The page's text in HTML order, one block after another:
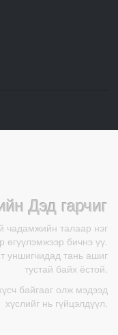
Дэд гарчиг
чадамжийн талаар нэг
өгүүлэмжээр бичнэ үү.
уншигчидад тань ашиг
тустай байх ёстой.
байгааг олж мэдээд
хүслийг нь гүйцэлдүүл.